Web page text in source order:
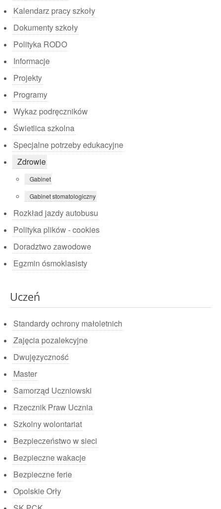
Kalendarz pracy szkoły
Dokumenty szkoły
Polityka RODO
Informacje
Projekty
Programy
Wykaz podręczników
Świetlica szkolna
Specjalne potrzeby edukacyjne
Zdrowie
Gabinet
Gabinet stomatologiczny
Rozkład jazdy autobusu
Polityka plików - cookies
Doradztwo zawodowe
Egzmin ósmoklasisty
Uczeń
Standardy ochrony małoletnich
Zajęcia pozalekcyjne
Dwujęzyczność
Master
Samorząd Uczniowski
Rzecznik Praw Ucznia
Szkolny wolontariat
Bezpieczeństwo w sieci
Bezpieczne wakacje
Bezpieczne ferie
Opolskie Orły